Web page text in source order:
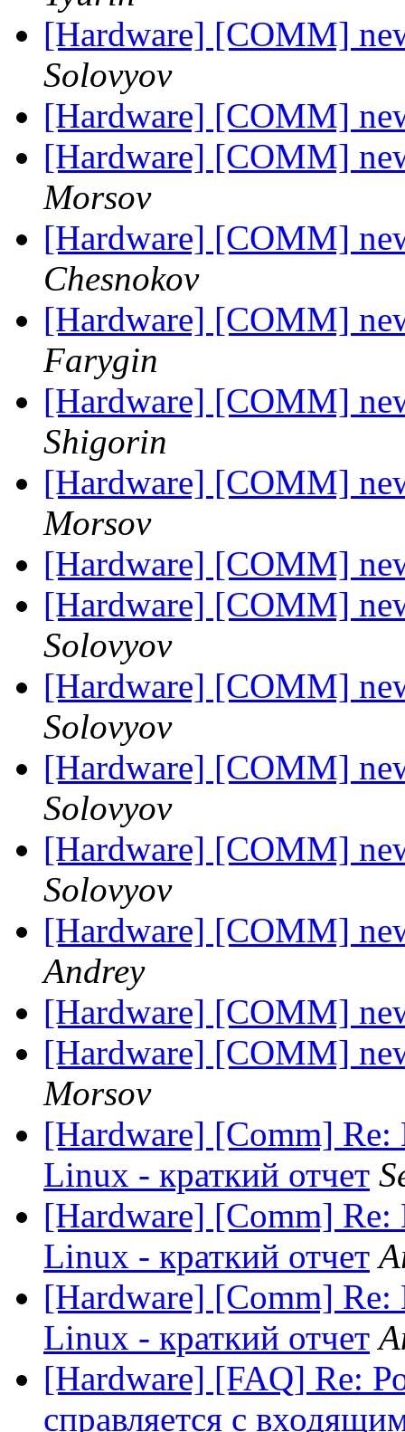
[Hardware] [COMM]
Solovyov
[Hardware] [COMM]
[Hardware] [COMM]
Morsov
[Hardware] [COMM]
Chesnokov
[Hardware] [COMM]
Farygin
[Hardware] [COMM]
Shigorin
[Hardware] [COMM]
Morsov
[Hardware] [COMM]
[Hardware] [COMM]
Solovyov
[Hardware] [COMM]
Solovyov
[Hardware] [COMM]
Solovyov
[Hardware] [COMM]
Solovyov
[Hardware] [COMM]
Andrey
[Hardware] [COMM]
[Hardware] [COMM]
Morsov
[Hardware] [Comm]
Linux - краткий отчет
[Hardware] [Comm]
Linux - краткий отчет
[Hardware] [Comm]
Linux - краткий отчет
[Hardware] [FAQ] Re:
справляется с